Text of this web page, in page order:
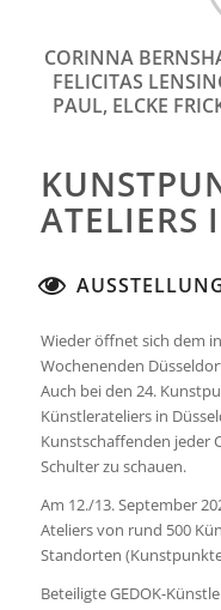
CORINNA
FELICITAS
PAUL, ELCKE
ATELIERS
Wieder öffnet sich dem
Wochenenden
Auch bei den 24.
Künstlerateliers in
Kunstschaffenden jeder
Schulter zu schauen.
Am 12./13. September
Ateliers von rund 500
Standorten
Beteiligte GEDOK-